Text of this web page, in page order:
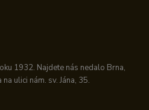
1932. Najdete nás nedalo Brna,
ulici nám. sv. Jána, 35.